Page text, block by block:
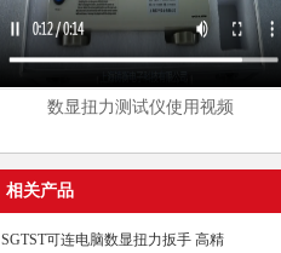
数显扭力测试仪使用视频
相关产品
SGTST可连电脑数显扭力扳手 高精